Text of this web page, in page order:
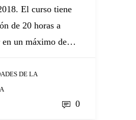
El curso tiene
de 20 horas a
en un máximo de…
DE LA
0